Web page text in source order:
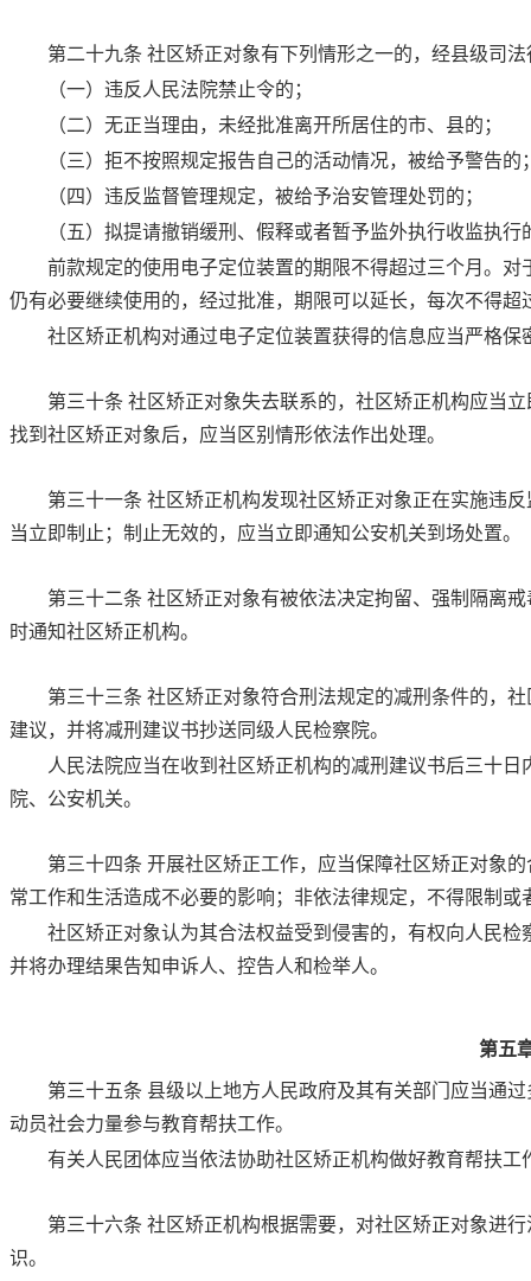
第二十九条 社区矫正对象有下列情形之一的，经县级司
（一）违反人民法院禁止令的；
（二）无正当理由，未经批准离开所居住的市、县的；
（三）拒不按照规定报告自己的活动情况，被给予警告的
（四）违反监督管理规定，被给予治安管理处罚的；
（五）拟提请撤销缓刑、假释或者暂予监外执行收监执行
前款规定的使用电子定位装置的期限不得超过三个月。
仍有必要继续使用的，经过批准，期限可以延长，每次不得超
社区矫正机构对通过电子定位装置获得的信息应当严格
第三十条 社区矫正对象失去联系的，社区矫正机构应当
找到社区矫正对象后，应当区别情形依法作出处理。
第三十一条 社区矫正机构发现社区矫正对象正在实施违
当立即制止；制止无效的，应当立即通知公安机关到场处置。
第三十二条 社区矫正对象有被依法决定拘留、强制隔离
时通知社区矫正机构。
第三十三条 社区矫正对象符合刑法规定的减刑条件的，
建议，并将减刑建议书抄送同级人民检察院。
人民法院应当在收到社区矫正机构的减刑建议书后三十
院、公安机关。
第三十四条 开展社区矫正工作，应当保障社区矫正对象
常工作和生活造成不必要的影响；非依法律规定，不得限制
社区矫正对象认为其合法权益受到侵害的，有权向人民
并将办理结果告知申诉人、控告人和检举人。
第五
第三十五条 县级以上地方人民政府及其有关部门应当通
动员社会力量参与教育帮扶工作。
有关人民团体应当依法协助社区矫正机构做好教育帮扶工
第三十六条 社区矫正机构根据需要，对社区矫正对象进
识。